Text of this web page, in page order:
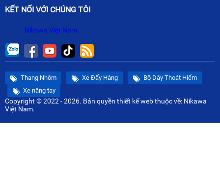
KẾT NỐI VỚI CHÚNG TÔI
Nikawa Việt Nam
Thang Nhôm Xe Đẩy Hàng
Bộ Dây Thoát Hiểm
Xe nâng tay
Copyright © 2022 - 2026. Bản quyền thiết kế webthuộc về: Nikawa
Việt Nam.